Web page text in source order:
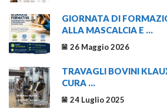
GIORNATA DI
ALLA MASCALCIA E ...
26 Maggio 2026
TRAVAGLI BOVINI
CURA ...
24 Luglio 2025